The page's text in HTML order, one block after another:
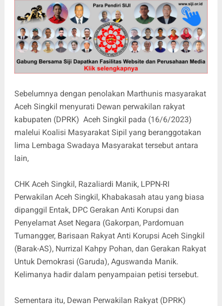
Sebelumnya dengan penolakan Marthunis masyarakat
Aceh Singkil menyurati Dewan perwakilan rakyat
kabupaten (DPRK) Aceh Singkil pada (16/6/2023)
malelui Koalisi Masyarakat Sipil yang beranggotakan
lima Lembaga Swadaya Masyarakat tersebut antara
lain,
CHK Aceh Singkil, Razaliardi Manik, LPPN-RI
Perwakilan Aceh Singkil, Khabakasah atau yang biasa
dipanggil Entak, DPC Gerakan Anti Korupsi dan
Penyelamat Aset Negara (Gakorpan, Pardomuan
Tumangger, Barisaan Rakyat Anti Korupsi Aceh Singkil
(Barak-AS), Nurrizal Kahpy Pohan, dan Gerakan Rakyat
Untuk Demokrasi (Garuda), Aguswanda Manik.
Kelimanya hadir dalam penyampaian petisi tersebut.
Sementara itu, Dewan Perwakilan Rakyat (DPRK)